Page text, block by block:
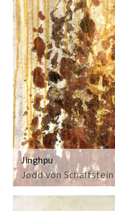
Jodd von Schaffstein
Jinghpu